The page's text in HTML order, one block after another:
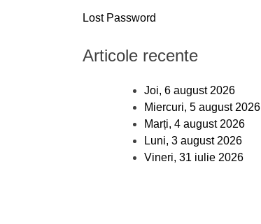
Lost Password
Articole recente
Joi, 6 august 2026
Miercuri, 5 august 2026
Marți, 4 august 2026
Luni, 3 august 2026
Vineri, 31 iulie 2026